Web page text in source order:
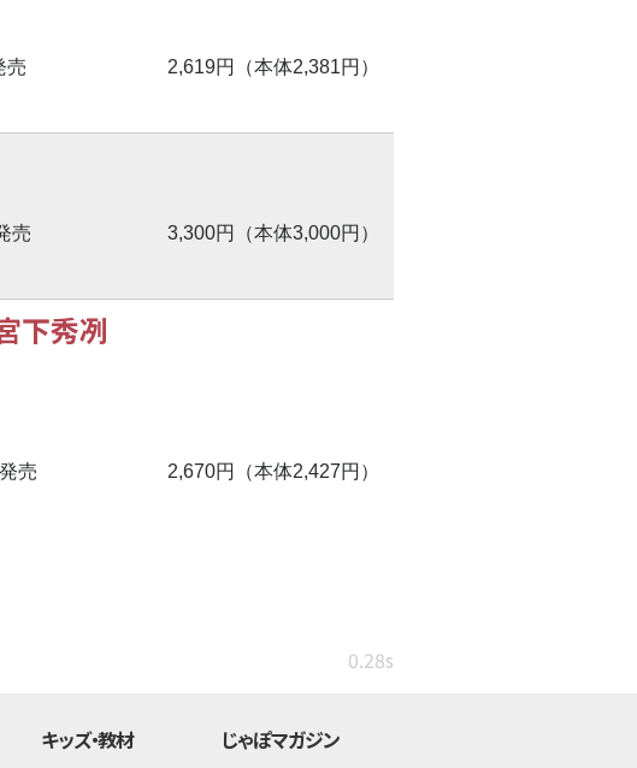
売
2,619円（本体2,381円）
売
3,300円（本体3,000円）
下秀冽
売
2,670円（本体2,427円）
0.28s
キッズ・教材 じゃぽマガジン